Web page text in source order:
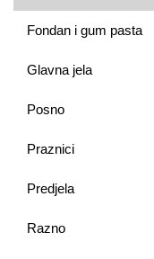
Fondan i gum pasta
Glavna jela
Posno
Praznici
Predjela
Razno